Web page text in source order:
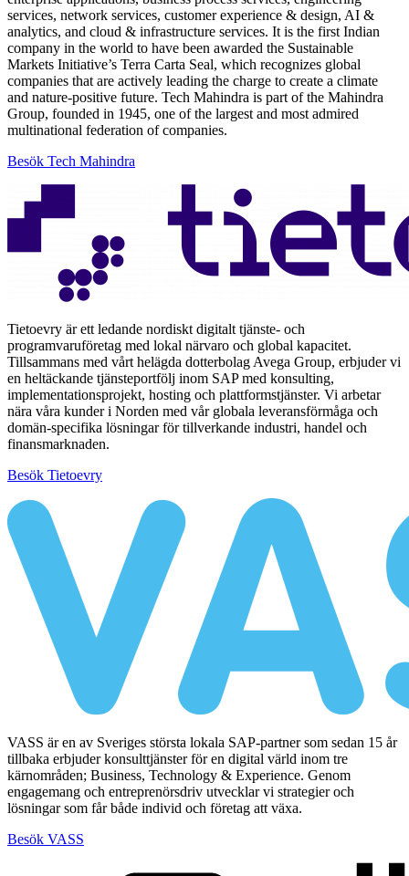
services, network services, customer experience & design, AI &
analytics, and cloud & infrastructure services. It is the first Indian
company in the world to have been awarded the Sustainable
Markets Initiative’s Terra Carta Seal, which recognizes global
companies that are actively leading the charge to create a climate
and nature-positive future. Tech Mahindra is part of the Mahindra
Group, founded in 1945, one of the largest and most admired
multinational federation of companies.
Besök Tech Mahindra
Tietoevry är ett ledande nordiskt digitalt tjänste- och
programvaruföretag med lokal närvaro och global kapacitet.
Tillsammans med vårt helägda dotterbolag Avega Group, erbjuder vi
en heltäckande tjänsteportfölj inom SAP med konsulting,
implementationsprojekt, hosting och plattformstjänster. Vi arbetar
nära våra kunder i Norden med vår globala leveransförmåga och
domän-specifika lösningar för tillverkande industri, handel och
finansmarknaden.
Besök Tietoevry
VASS är en av Sveriges största lokala SAP-partner som sedan 15 år
tillbaka erbjuder konsulttjänster för en digital värld inom tre
kärnområden; Business, Technology & Experience. Genom
engagemang och entreprenörsdriv utvecklar vi strategier och
lösningar som får både individ och företag att växa.
Besök VASS